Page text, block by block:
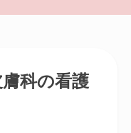
科の看護